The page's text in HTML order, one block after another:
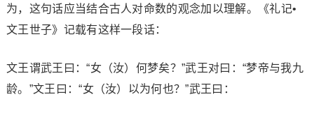
为，这句话应当结合古人对命数的观念加以理解。《礼记•
文王世子》记载有这样一段话：
文王谓武王曰：“女（汝）何梦矣？”武王对曰：“梦帝与我九
龄。”文王曰：“女（汝）以为何也？”武王曰：